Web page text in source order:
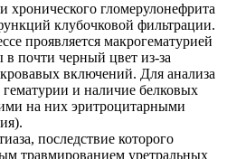
хронического гломерулонефрита
клубочковой фильтрации.
проявляется макрогематурией
почти черный цвет из-за
включений. Для анализа
и наличие белковых
на них эритроцитарными
последствие которого
травмированием уретральных